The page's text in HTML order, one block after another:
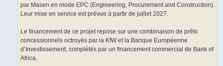
par Masen en mode EPC (Engineering, Procurement and Construction).
Leur mise en service est prévue à partir de juillet 2027.
Le financement de ce projet repose sur une combinaison de prêts
concessionnels octroyés par la KfW et la Banque Européenne
d’Investissement, complétés par un financement commercial de Bank of
Africa.